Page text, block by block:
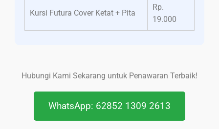
Kursi Futura Cover Ketat + Pita
Rp.
19.000
Hubungi Kami Sekarang untuk Penawaran Terbaik!
WhatsApp: 62852 1309 2613